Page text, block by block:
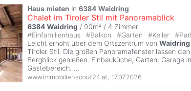
Haus mieten in 6384 Waidring
Chalet im Tiroler Stil mit Panoramablick
6384 Waidring / 90m² / 4 Zimmer
#Einfamilienhaus #Balkon #Garten #Keller #
Leicht erhöht über dem Ortszentrum von Waidring
Tiroler Stil. Die großen Panoramafenster lassen
Bergblick genießen. Einbauküche, Garten, Garage
Gästebereich. ...
www.immobilienscout24.at, 17.07.2026